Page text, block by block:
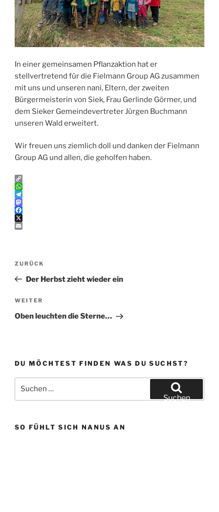
In einer gemeinsamen Pflanzaktion hat er
stellvertretend für die Fielmann Group AG zusammen
mit uns und unseren nani, Eltern, der zweiten
Bürgermeisterin von Siek, Frau Gerlinde Görmer, und
dem Sieker Gemeindevertreter Jürgen Buchmann
unseren Wald erweitert.
Wir freuen uns ziemlich doll und danken der Fielmann
Group AG und allen, die geholfen haben.
C
o
p
y
L
i
W
h
a
t
s
T
e
l
e
M
a
s
n
F
a
o
X
l
Beitragsnavigation
Vorheriger
Beitrag
ZURÜCK
Der Herbst zieht wieder ein
Nächster
Beitrag
WEITER
Oben leuchten die Sterne…
DU MÖCHTEST FINDEN WAS DU SUCHST?
nach:
Suchen
SO FÜHLT SICH NANUS AN